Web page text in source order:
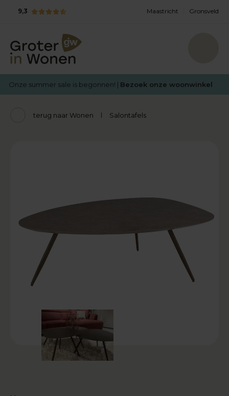
9,3 Maastricht Gronsveld
Onze summer sale is begonnen! | Bezoek onze woonwinkel
terug naar Wonen Salontafels